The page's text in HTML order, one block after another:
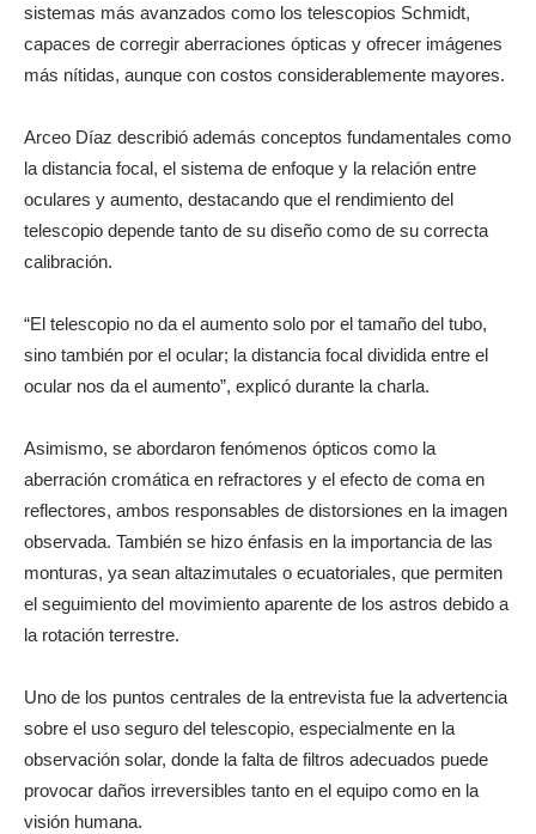
sistemas más avanzados como los telescopios Schmidt,
capaces de corregir aberraciones ópticas y ofrecer imágenes
más nítidas, aunque con costos considerablemente mayores.
Arceo Díaz describió además conceptos fundamentales como
la distancia focal, el sistema de enfoque y la relación entre
oculares y aumento, destacando que el rendimiento del
telescopio depende tanto de su diseño como de su correcta
calibración.
“El telescopio no da el aumento solo por el tamaño del tubo,
sino también por el ocular; la distancia focal dividida entre el
ocular nos da el aumento”, explicó durante la charla.
Asimismo, se abordaron fenómenos ópticos como la
aberración cromática en refractores y el efecto de coma en
reflectores, ambos responsables de distorsiones en la imagen
observada. También se hizo énfasis en la importancia de las
monturas, ya sean altazimutales o ecuatoriales, que permiten
el seguimiento del movimiento aparente de los astros debido a
la rotación terrestre.
Uno de los puntos centrales de la entrevista fue la advertencia
sobre el uso seguro del telescopio, especialmente en la
observación solar, donde la falta de filtros adecuados puede
provocar daños irreversibles tanto en el equipo como en la
visión humana.